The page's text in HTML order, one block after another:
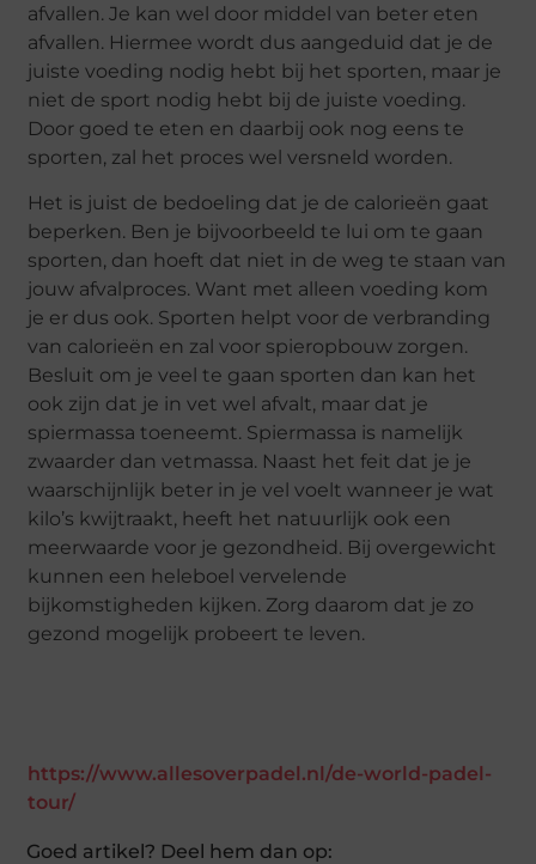
afvallen. Je kan wel door middel van beter eten
afvallen. Hiermee wordt dus aangeduid dat je de
juiste voeding nodig hebt bij het sporten, maar je
niet de sport nodig hebt bij de juiste voeding.
Door goed te eten en daarbij ook nog eens te
sporten, zal het proces wel versneld worden.
Het is juist de bedoeling dat je de calorieën gaat
beperken. Ben je bijvoorbeeld te lui om te gaan
sporten, dan hoeft dat niet in de weg te staan van
jouw afvalproces. Want met alleen voeding kom
je er dus ook. Sporten helpt voor de verbranding
van calorieën en zal voor spieropbouw zorgen.
Besluit om je veel te gaan sporten dan kan het
ook zijn dat je in vet wel afvalt, maar dat je
spiermassa toeneemt. Spiermassa is namelijk
zwaarder dan vetmassa. Naast het feit dat je je
waarschijnlijk beter in je vel voelt wanneer je wat
kilo’s kwijtraakt, heeft het natuurlijk ook een
meerwaarde voor je gezondheid. Bij overgewicht
kunnen een heleboel vervelende
bijkomstigheden kijken. Zorg daarom dat je zo
gezond mogelijk probeert te leven.
https://www.allesoverpadel.nl/de-world-padel-
tour/
Goed artikel? Deel hem dan op: